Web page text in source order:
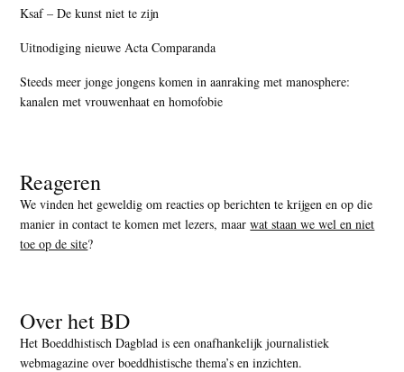
Ksaf – De kunst niet te zijn
Uitnodiging nieuwe Acta Comparanda
Steeds meer jonge jongens komen in aanraking met manosphere:
kanalen met vrouwenhaat en homofobie
Reageren
We vinden het geweldig om reacties op berichten te krijgen en op die
manier in contact te komen met lezers, maarwat staan we wel en niet
toe op de site?
Over het BD
Het Boeddhistisch Dagblad is een onafhankelijk journalistiek
webmagazine over boeddhistische thema’s en inzichten.